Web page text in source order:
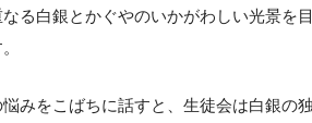
なる白銀とかぐやのいかがわしい光景を
悩みをこばちに話すと、生徒会は白銀の